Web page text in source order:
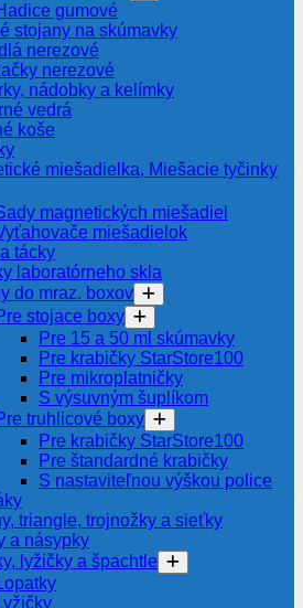
gumové
stojany na skúmavky
nerezové
nerezové
nádobky a kelímky
vedrá
koše
miešadielka, Miešacie tyčinky
magnetických miešadiel
miešadielok
tácky
laboratórneho skla
do mraz. boxov
stojace boxy
Pre 15 a 50 ml skúmavky
Pre krabičky StarStore100
Pre mikroplatničky
S výsuvným šuplíkom
truhlicové boxy
Pre krabičky StarStore100
Pre štandardné krabičky
S nastaviteľnou výškou police
triangle, trojnožky a sieťky
a násypky
lyžičky a špachtle